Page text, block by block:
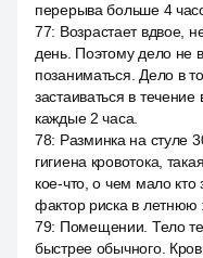
перерыва больше 4
77: Возрастает вдвое,
день. Поэтому дело не
позаниматься. Дело в
застаиваться в
каждые 2 часа.
78: Разминка на стуле
гигиена кровотока,
кое-что, о чем мало
фактор риска в летнюю
79: Помещении. Тело
быстрее обычного.